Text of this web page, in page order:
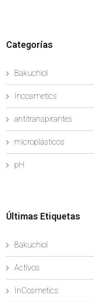
Categorías
Bakuchiol
Incosmetics
antitranspirantes
microplásticos
pH
Últimas Etiquetas
Bakuchiol
Activos
InCosmetics